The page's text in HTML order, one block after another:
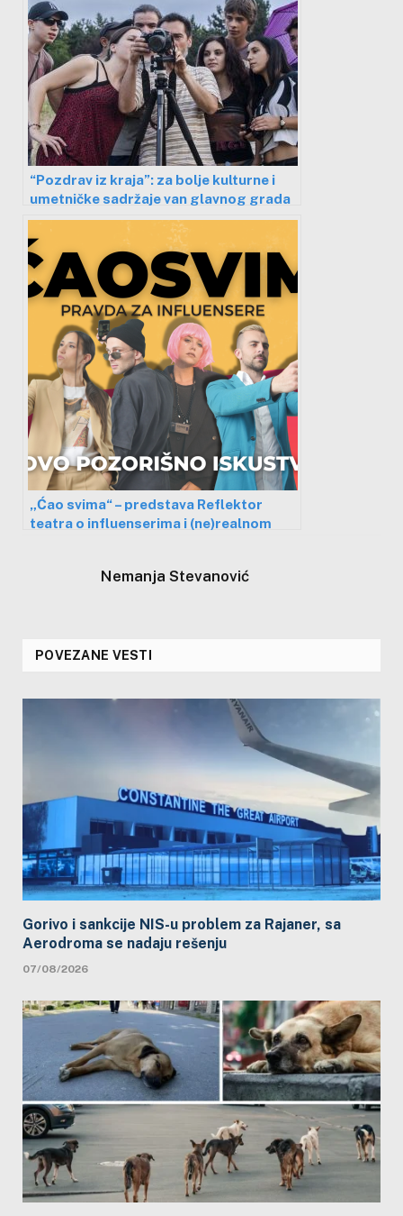
“Pozdrav iz kraja”: za bolje kulturne i
umetničke sadržaje van glavnog grada
„Ćao svima“ – predstava Reflektor
teatra o influenserima i (ne)realnom
Nemanja Stevanović
POVEZANE VESTI
Gorivo i sankcije NIS-u problem za Rajaner, sa
Aerodroma se nadaju rešenju
07/08/2026